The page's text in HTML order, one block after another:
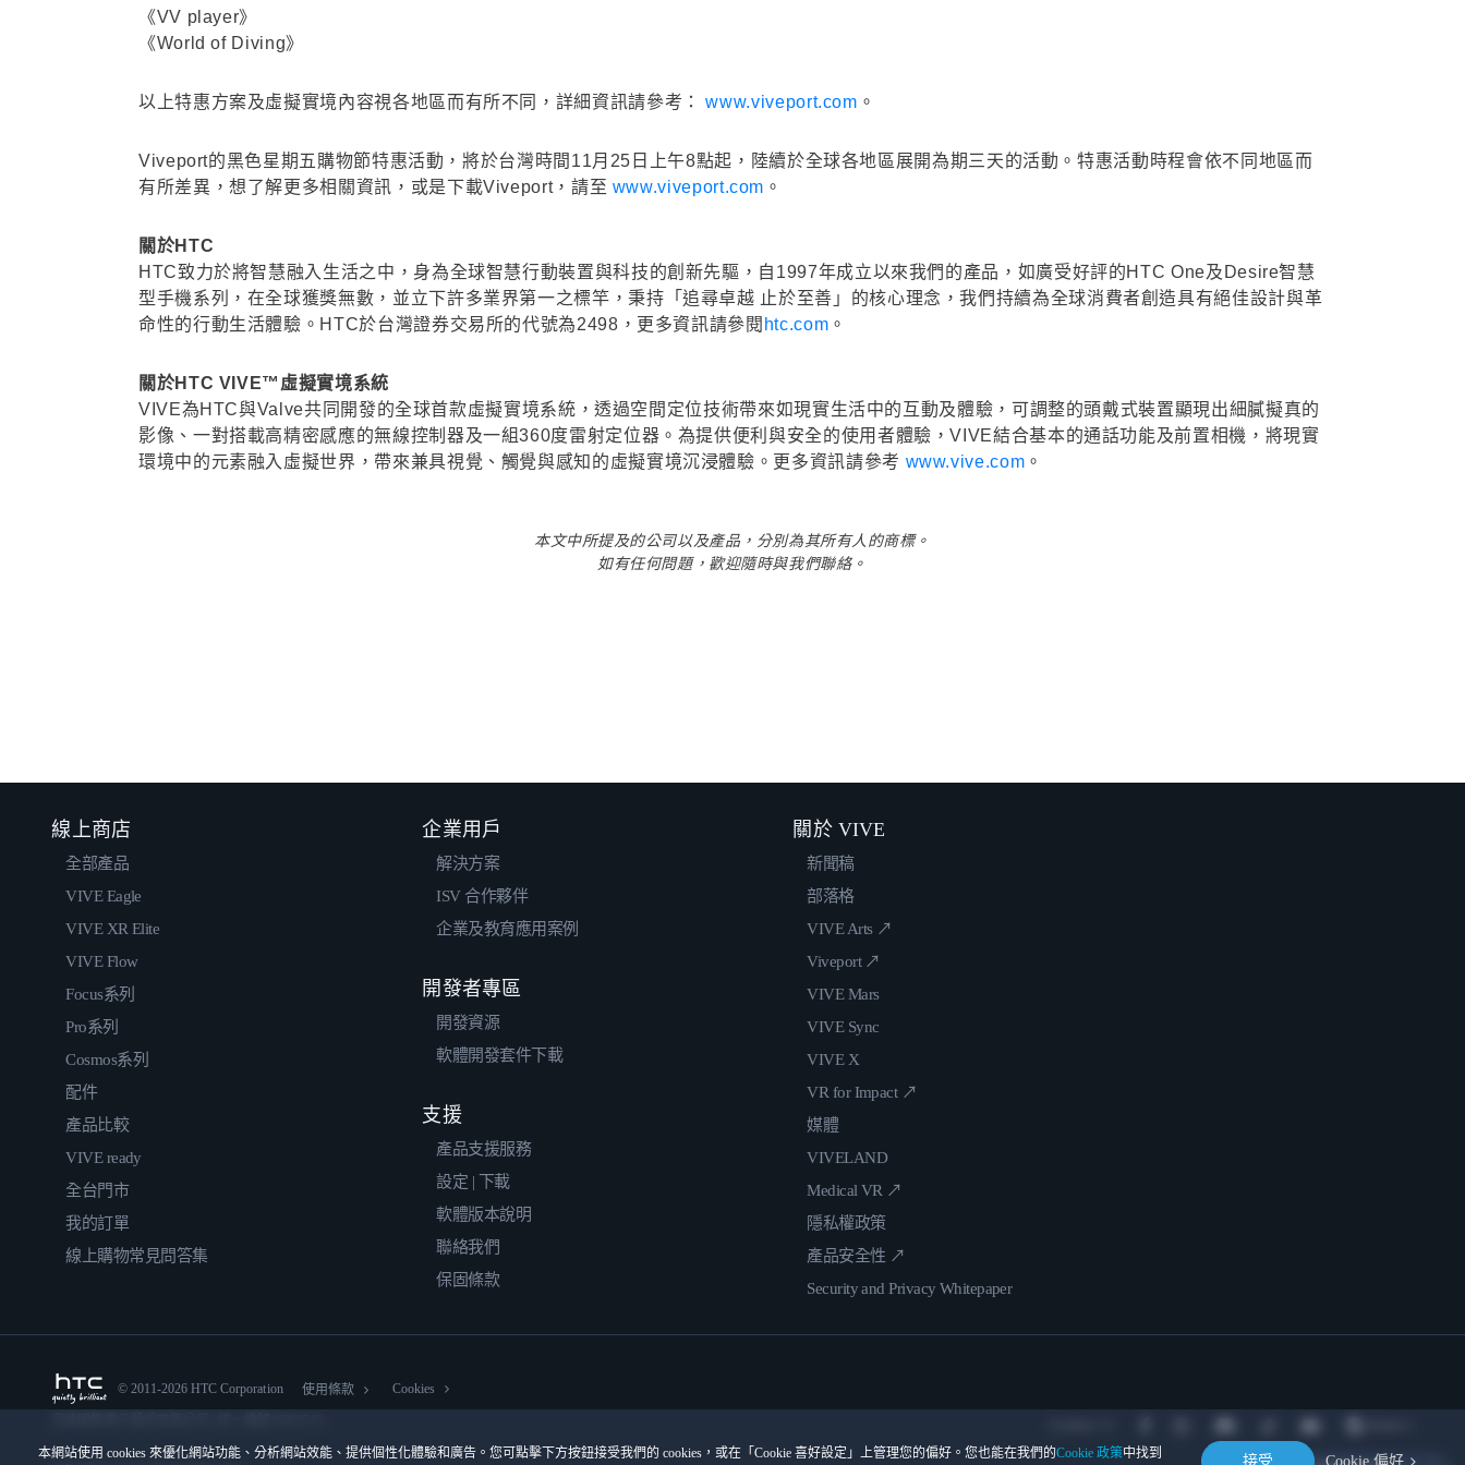
《VV player》
《World of Diving》
以上特惠方案及虛擬實境內容視各地區而有所不同，詳細資訊請參考：www.viveport.com 。
Viveport的黑色星期五購物節特惠活動，將於台灣時間11月25日上午8點起，陸續於全球各地區展開為期三天的活動。特惠活動時程會依不同地區而
有所差異，想了解更多相關資訊，或是下載Viveport，請至 www.viveport.com 。
關於HTC
HTC致力於將智慧融入生活之中，身為全球智慧行動裝置與科技的創新先驅，自1997年成立以來我們的產品，如廣受好評的HTC One及Desire智慧
型手機系列，在全球獲獎無數，並立下許多業界第一之標竿，秉持「追尋卓越 止於至善」的核心理念，我們持續為全球消費者創造具有絕佳設計與革
命性的行動生活體驗。HTC於台灣證券交易所的代號為2498，更多資訊請參閱 htc.com 。
關於HTC VIVE™虛擬實境系統
VIVE為HTC與Valve共同開發的全球首款虛擬實境系統，透過空間定位技術帶來如現實生活中的互動及體驗，可調整的頭戴式裝置顯現出細膩擬真的
影像、一對搭載高精密感應的無線控制器及一組360度雷射定位器。為提供便利與安全的使用者體驗，VIVE結合基本的通話功能及前置相機，將現實
環境中的元素融入虛擬世界，帶來兼具視覺、觸覺與感知的虛擬實境沉浸體驗。更多資訊請參考 www.vive.com 。
本文中所提及的公司以及產品，分別為其所有人的商標。
如有任何問題，歡迎隨時與我們聯絡。
本網站使用 cookies 來優化網站功能、分析網站效能、提供個性化體驗和廣告。您可點擊下方按鈕接受我們的 cookies，或在「Cookie 喜好設定」上管理您的偏好。您也能在我們的Cookie 政策中找到
接受 Cookie 偏好
線上商店
全部產品
VIVE Eagle
VIVE XR Elite
VIVE Flow
Focus系列
Pro系列
Cosmos系列
配件
產品比較
VIVE ready
全台門市
我的訂單
線上購物常見問答集
企業用戶
解決方案
ISV 合作夥伴
企業及教育應用案例
開發者專區
開發資源
軟體開發套件下載
支援
產品支援服務
設定 | 下載
軟體版本說明
聯絡我們
保固條款
關於 VIVE
新聞稿
部落格
VIVE Arts ↗
Viveport ↗
VIVE Mars
VIVE Sync
VIVE X
VR for Impact ↗
媒體
VIVELAND
Medical VR ↗
隱私權政策
產品安全性 ↗
Security and Privacy Whitepaper
© 2011-2026 HTC Corporation 使用條款 Cookies